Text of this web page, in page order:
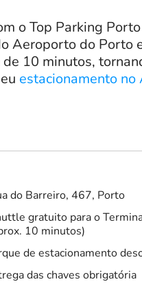
o Top Parking Porto
Aeroporto do Porto
10 minutos,
estacionamento
do Barreiro, 467, Porto
gratuito para o
10 minutos)
de estacionamento
das chaves obrigatória